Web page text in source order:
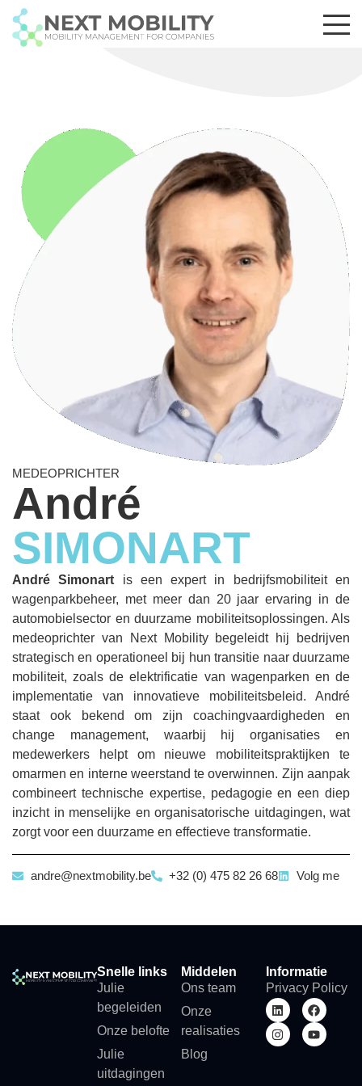
MEDEOPRICHTER
André
SIMONART
André Simonart is een expert in bedrijfs­mobiliteit en
wagenparkbeheer, met meer dan 20 jaar ervaring in de
automobielsector en duurzame mobiliteitsoplossingen. Als
medeoprichter van Next Mobility begeleidt hij bedrijven
strategisch en operationeel bij hun transitie naar duurzame
mobiliteit, zoals de elektrificatie van wagenparken en de
implementatie van innovatieve mobiliteits­beleid. André
staat ook bekend om zijn coachingvaardigheden en
change management, waarbij hij organisaties en
medewerkers helpt om nieuwe mobiliteitspraktijken te
omarmen en interne weerstand te overwinnen. Zijn aanpak
combineert technische expertise, pedagogie en een diep
inzicht in menselijke en organisatorische uitdagingen, wat
zorgt voor een duurzame en effectieve transformatie.
andre@nextmobility.be +32 (0) 475 82 26 68 Volg me
Snelle links
Julie
begeleiden
Onze belofte
Julie
uitdagingen
Middelen
Ons team
Onze
realisaties
Blog
Informatie
Privacy Policy